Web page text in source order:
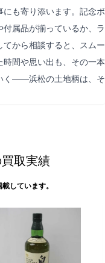
も寄り添います。記念ボ
付属品が揃っているか、ラ
から相談すると、スムー
間や思い出も、その一本
く——浜松の土地柄は、そ
取実績
しています。